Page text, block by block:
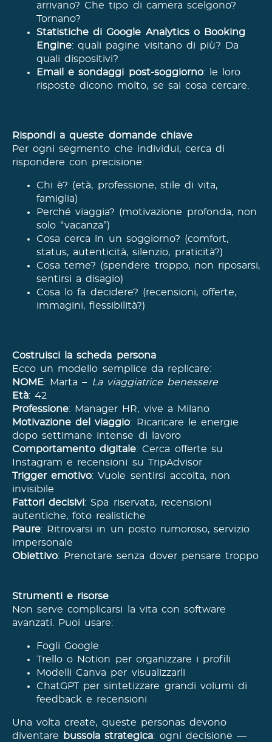
arrivano? Che tipo di camera scelgono?
Tornano?
Statistiche di Google Analytics o Booking
Engine: quali pagine visitano di più? Da
quali dispositivi?
Email e sondaggi post-soggiorno: le loro
risposte dicono molto, se sai cosa cercare.
Rispondi a queste domande chiave
Per ogni segmento che individui, cerca di
rispondere con precisione:
Chi è? (età, professione, stile di vita,
famiglia)
Perché viaggia? (motivazione profonda, non
solo “vacanza”)
Cosa cerca in un soggiorno? (comfort,
status, autenticità, silenzio, praticità?)
Cosa teme? (spendere troppo, non riposarsi,
sentirsi a disagio)
Cosa lo fa decidere? (recensioni, offerte,
immagini, flessibilità?)
Costruisci la scheda persona
Ecco un modello semplice da replicare:
NOME: Marta –
La viaggiatrice benessere
Età: 42
Professione: Manager HR, vive a Milano
Motivazione del viaggio: Ricaricare le energie
dopo settimane intense di lavoro
Comportamento digitale: Cerca offerte su
Instagram e recensioni su TripAdvisor
Trigger emotivo: Vuole sentirsi accolta, non
invisibile
Fattori decisivi: Spa riservata, recensioni
autentiche, foto realistiche
Paure: Ritrovarsi in un posto rumoroso, servizio
impersonale
Obiettivo: Prenotare senza dover pensare troppo
Strumenti e risorse
Non serve complicarsi la vita con software
avanzati. Puoi usare:
Fogli Google
Trello o Notion per organizzare i profili
Modelli Canva per visualizzarli
ChatGPT per sintetizzare grandi volumi di
feedback e recensioni
Una volta create, queste personas devono
diventare
bussola strategica: ogni decisione —